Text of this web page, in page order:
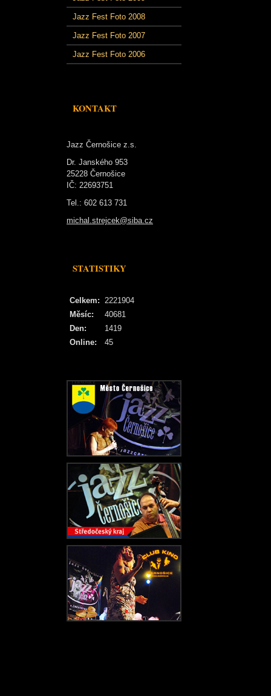
Jazz Fest Foto 2008
Jazz Fest Foto 2007
Jazz Fest Foto 2006
KONTAKT
Jazz Černošice z.s.
Dr. Janského 953
25228 Černošice
IČ: 22693751
Tel.: 602 613 731
michal.strejcek@siba.cz
STATISTIKY
Online: 45
Celkem: 2221904
Měsíc:
40681
Den:
1419